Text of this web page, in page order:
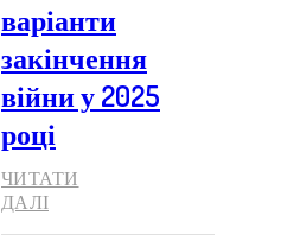
варіанти
закінчення
війни у 2025
році
ЧИТАТИ
ДАЛІ